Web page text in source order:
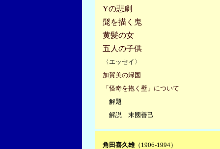
Yの悲劇
髭を描く鬼
黄髪の女
五人の子供
〈エッセイ〉
加賀美の帰国
「怪奇を抱く壁」について
解題
解説 末國善己
角田喜久雄（1906-1994）